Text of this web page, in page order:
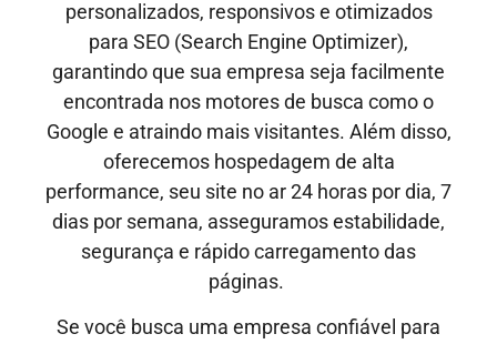
personalizados, responsivos e otimizados
para SEO (Search Engine Optimizer),
garantindo que sua empresa seja facilmente
encontrada nos motores de busca como o
Google e atraindo mais visitantes. Além disso,
oferecemos hospedagem de alta
performance, seu site no ar24 horas por dia, 7
dias por semana, asseguramos estabilidade,
segurança e rápido carregamento das
páginas.
Se você busca uma empresa confiável para